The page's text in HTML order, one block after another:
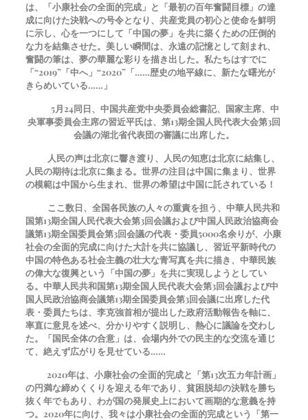
は、「小康社会の全面的完成」と「最初の百年奮闘目標」の達
成に向けた決戦への号令となり、共産党員の初心と使命を鮮明
に示し、心を一つにして「中国の夢」を共に築くための圧倒的
な力を結集させた。美しい瞬間は、永遠の記憶として刻まれ、
奮闘の筆は、夢の華麗な彩りを描き出した。私たちはすでに
「“2019”「中へ」“2020”「……歴史の地平線に、新たな曙光が
きらめいている……」
5月24同日、中国共産党中央委員会総書記、国家主席、中
央軍事委員会主席の習近平氏は、第13期全国人民代表大会第3回
会議の湖北省代表団の審議に出席した。
人民の声は北京に響き渡り、人民の知恵は北京に結集し、
人民の期待は北京に集まる。世界の注目は中国に集まり、世界
の模範は中国から生まれ、世界の希望は中国に託されている！
ここ数日、全国各民族の人々の重責を担う、中華人民共和
国第13期全国人民代表大会第3回会議および中国人民政治協商会
議第13期全国委員会第3回会議の代表・委員5000名余りが、小康
社会の全面的完成に向けた大計を共に協議し、習近平新時代の
中国の特色ある社会主義の壮大な青写真を共に描き、中華民族
の偉大な復興という「中国の夢」を共に実現しようとしてい
る。中華人民共和国第13期全国人民代表大会第3回会議および中
国人民政治協商会議第13期全国委員会第3回会議に出席した代
表・委員たちは、李克強首相が提出した政府活動報告を軸に、
率直に意見を述べ、分かりやすく説明し、熱心に議論を交わし
た。「国民全体の合意」は、会場内外での民主的な交流を通じ
て、絶えず広がりを見せている……
2020年は、小康社会の全面的完成と「第13次五カ年計画」
の円満な締めくくりを迎える年であり、貧困脱却の決戦を勝ち
抜く年でもあり、わが国の発展史上において画期的な意義を持
つ。2020年に向け、我々は小康社会の全面的完成という「第一